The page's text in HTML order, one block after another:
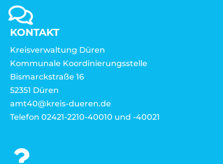
KONTAKT
Kreisverwaltung Düren
Kommunale Koordinierungsstelle
Bismarckstraße 16
52351 Düren
amt40@kreis-dueren.de
Telefon 02421-2210-40010 und -40021